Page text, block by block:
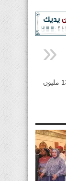
شركة الانابيب تسوي ديون ب130 مليون